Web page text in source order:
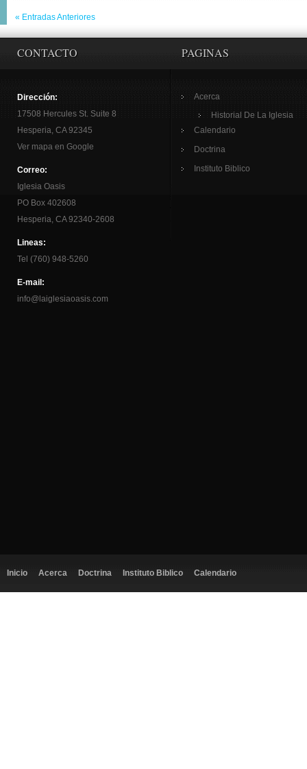
« Entradas Anteriores
CONTACTO
Dirección:
17508 Hercules St. Suite 8
Hesperia, CA 92345
Ver mapa en Google
Correo:
Iglesia Oasis
PO Box 402608
Hesperia, CA 92340-2608
Lineas:
Tel (760) 948-5260
E-mail:
info@laiglesiaoasis.com
PAGINAS
Acerca
Historial De La Iglesia
Calendario
Doctrina
Instituto Biblico
Inicio Acerca Doctrina Instituto Biblico Calendario